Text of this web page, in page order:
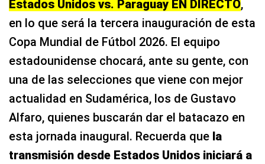
Estados Unidos vs. Paraguay EN DIRECTO,
en lo que será la tercera inauguración de esta
Copa Mundial de Fútbol 2026. El equipo
estadounidense chocará, ante su gente, con
una de las selecciones que viene con mejor
actualidad en Sudamérica, los de Gustavo
Alfaro, quienes buscarán dar el batacazo en
esta jornada inaugural. Recuerda que la
transmisión desde Estados Unidos iniciará a